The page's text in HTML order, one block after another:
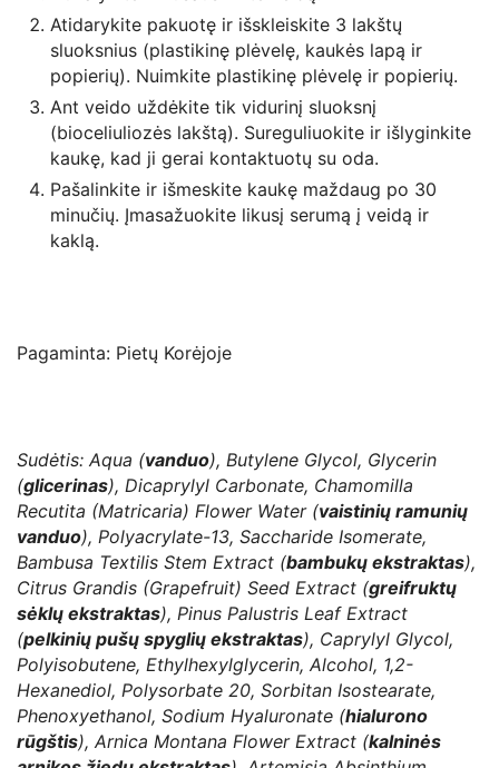
Atidarykite pakuotę ir išskleiskite 3 lakštų
sluoksnius (plastikinę plėvelę, kaukės lapą ir
popierių). Nuimkite plastikinę plėvelę ir popierių.
Ant veido uždėkite tik vidurinį sluoksnį
(bioceliuliozės lakštą). Sureguliuokite ir išlyginkite
kaukę, kad ji gerai kontaktuotų su oda.
Pašalinkite ir išmeskite kaukę maždaug po 30
minučių. Įmasažuokite likusį serumą į veidą ir
kaklą.
Pagaminta: Pietų Korėjoje
Sudėtis: Aqua (vanduo), Butylene Glycol, Glycerin
(glicerinas), Dicaprylyl Carbonate, Chamomilla
Recutita (Matricaria) Flower Water (vaistinių ramunių
vanduo), Polyacrylate-13, Saccharide Isomerate,
Bambusa Textilis Stem Extract (bambukų ekstraktas),
Citrus Grandis (Grapefruit) Seed Extract (greifruktų
sėklų ekstraktas), Pinus Palustris Leaf Extract
(pelkinių pušų spyglių ekstraktas), Caprylyl Glycol,
Polyisobutene, Ethylhexylglycerin, Alcohol, 1,2-
Hexanediol, Polysorbate 20, Sorbitan Isostearate,
Phenoxyethanol, Sodium Hyaluronate (hialurono
rūgštis), Arnica Montana Flower Extract (kalninės